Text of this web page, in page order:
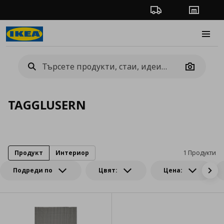
Проследяване на
Camera
TAGGLUSERN
Подреди по Цвят: Цена:
1 Продукти
Продукт Интериор